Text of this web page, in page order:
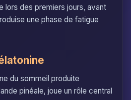
lors des premiers jours, avant
une phase de fatigue
du sommeil produite
pinéale, joue un rôle central